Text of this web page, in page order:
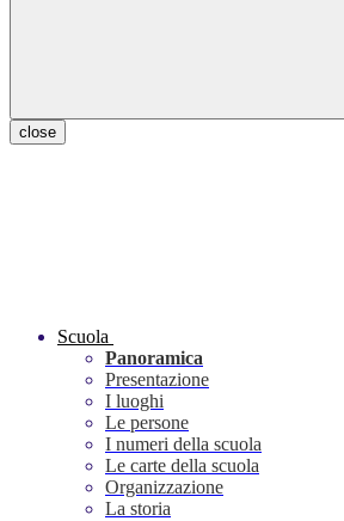
close
Scuola
Panoramica
Presentazione
I luoghi
Le persone
I numeri della scuola
Le carte della scuola
Organizzazione
La storia